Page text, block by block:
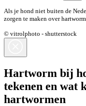
Als je hond niet buiten de
zorgen te maken over
© vitrolphoto - shutterstock
Hartworm bij
tekenen en wat
hartwormen